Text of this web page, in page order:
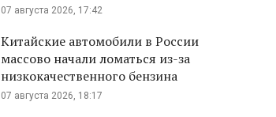
07 августа 2026, 17:42
Китайские автомобили в России
массово начали ломаться из-за
низкокачественного бензина
07 августа 2026, 18:17